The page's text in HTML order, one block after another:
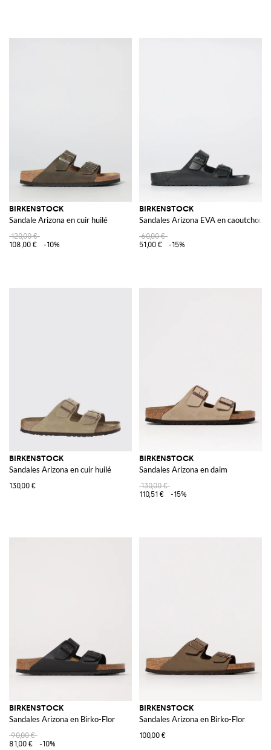
BIRKENSTOCK
Sandale Arizona en cuir huilé
120,00 €
108,00 €
-10%
BIRKENSTOCK
Sandales Arizona EVA en
60,00 €
51,00 €
-15%
BIRKENSTOCK
Sandales Arizona en cuir huilé
130,00 €
BIRKENSTOCK
Sandales Arizona en daim
130,00 €
110,51 €
-15%
BIRKENSTOCK
Sandales Arizona en Birko-Flor
90,00 €
81,00 €
-10%
BIRKENSTOCK
Sandales Arizona en Birko-Flor
100,00 €